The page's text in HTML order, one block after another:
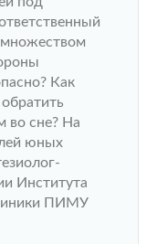
Как
во сне? На
юных
Института
ПИМУ